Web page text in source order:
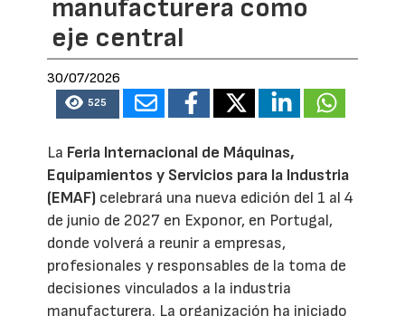
manufacturera como
eje central
30/07/2026
525
La Feria Internacional de Máquinas,
Equipamientos y Servicios para la Industria
(EMAF) celebrará una nueva edición del 1 al 4
de junio de 2027 en Exponor, en Portugal,
donde volverá a reunir a empresas,
profesionales y responsables de la toma de
decisiones vinculados a la industria
manufacturera. La organización ha iniciado